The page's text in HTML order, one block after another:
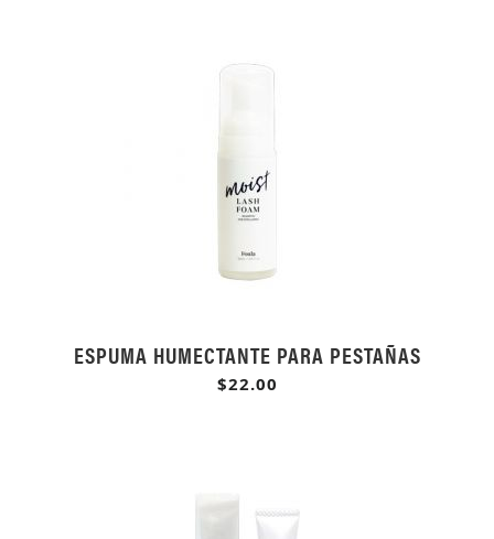
ESPUMA HUMECTANTE PARA PESTAÑAS
$22.00